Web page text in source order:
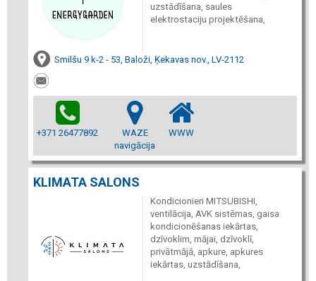
uzstādīšana, saules
elektrostaciju projektēšana,
Smilšu 9 k-2 - 53, Baloži, Ķekavas nov., LV-2112
+371 26477892
WAZE
navigācija
WWW
KLIMATA SALONS
Kondicionieri MITSUBISHI,
ventilācija, AVK sistēmas, gaisa
kondicionēšanas iekārtas,
dzīvoklim, mājai, dzīvoklī,
privātmājā, apkure, apkures
iekārtas, uzstādīšana,